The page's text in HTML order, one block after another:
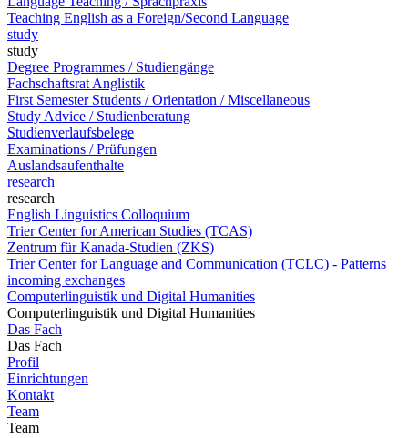
Teaching English as a Foreign/Second Language
study
study
Degree Programmes / Studiengänge
Fachschaftsrat Anglistik
First Semester Students / Orientation / Miscellaneous
Study Advice / Studienberatung
Studienverlaufsbelege
Examinations / Prüfungen
Auslandsaufenthalte
research
research
English Linguistics Colloquium
Trier Center for American Studies (TCAS)
Zentrum für Kanada-Studien (ZKS)
Trier Center for Language and Communication (TCLC) - Patterns
incoming exchanges
Computerlinguistik und Digital Humanities
Computerlinguistik und Digital Humanities
Das Fach
Das Fach
Profil
Einrichtungen
Kontakt
Team
Team